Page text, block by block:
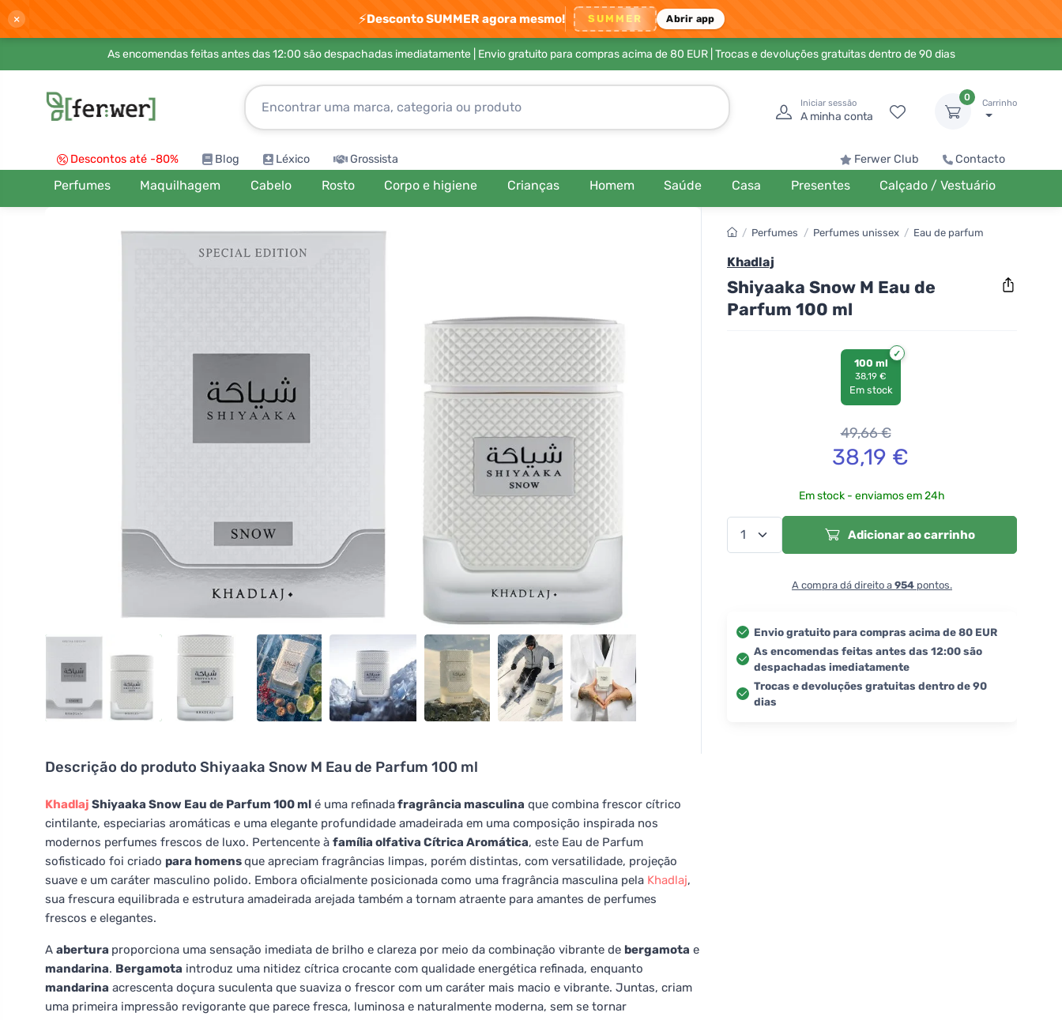
× ⚡Desconto SUMMER agora mesmo! SUMMER Abrir app
As encomendas feitas antes das 12:00 são despachadas imediatamente | Envio gratuito para compras acima de 80 EUR| Trocas e devoluções gratuitas dentro de 90 dias
Iniciar sessão
A minha conta
0
Carrinho
Descontos até -80% Blog Léxico Grossista Ferwer Club Contacto
Perfumes Maquilhagem Cabelo Rosto Corpo e higiene Crianças Homem Saúde Casa Presentes Calçado / Vestuário
Descrição do produto Shiyaaka Snow M Eau de Parfum 100 ml
Khadlaj Shiyaaka Snow Eau de Parfum 100 ml é uma refinadafragrância masculina que combina frescor cítrico
cintilante, especiarias aromáticas e uma elegante profundidade amadeirada em uma composição inspirada nos
modernos perfumes frescos de luxo. Pertencente à família olfativa Cítrica Aromática, este Eau de Parfum
sofisticado foi criado para homensque apreciam fragrâncias limpas, porém distintas, com versatilidade, projeção
suave e um caráter masculino polido. Embora oficialmente posicionada como uma fragrância masculina pela Khadlaj,
sua frescura equilibrada e estrutura amadeirada arejada também a tornam atraente para amantes de perfumes
frescos e elegantes.
A abertura proporciona uma sensação imediata de brilho e clareza por meio da combinação vibrante de bergamota e
mandarina. Bergamota introduz uma nitidez cítrica crocante com qualidade energética refinada, enquanto
mandarina acrescenta doçura suculenta que suaviza o frescor com um caráter mais macio e vibrante. Juntas, criam
uma primeira impressão revigorante que parece fresca, luminosa e naturalmente moderna, sem se tornar
/ Perfumes / Perfumes unissex / Eau de parfum
Khadlaj
Shiyaaka Snow M Eau de
Parfum 100 ml
100 ml
38,19 €
Em stock
49,66€
38,19 €
Em stock - enviamos em 24h
Adicionar ao carrinho
A compra dá direito a 954 pontos.
Envio gratuito para compras acima de 80 EUR
As encomendas feitas antes das 12:00 são
despachadas imediatamente
Trocas e devoluções gratuitas dentro de 90
dias